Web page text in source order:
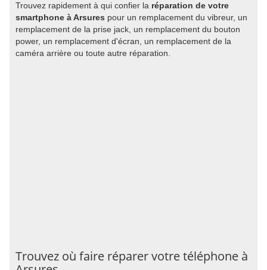
Trouvez rapidement à qui confier la réparation de votre
smartphone à Arsures pour un remplacement du vibreur, un
remplacement de la prise jack, un remplacement du bouton
power, un remplacement d'écran, un remplacement de la
caméra arrière ou toute autre réparation.
Trouvez où faire réparer votre téléphone à